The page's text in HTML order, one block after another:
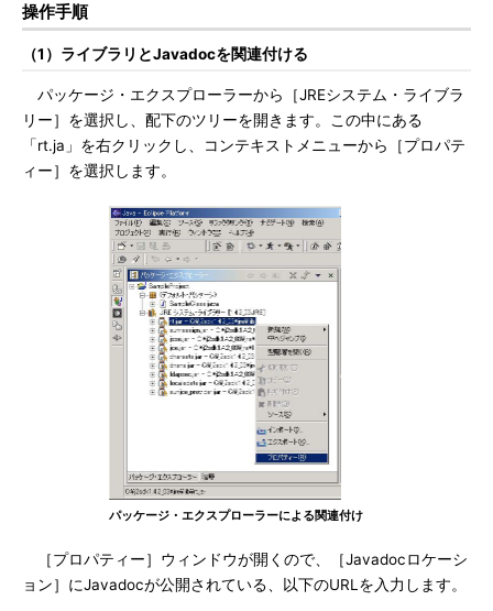
操作手順
（1）ライブラリとJavadocを関連付ける
パッケージ・エクスプローラーから［JREシステム・ライブラ
リー］を選択し、配下のツリーを開きます。この中にある
「rt.ja」を右クリックし、コンテキストメニューから［プロパテ
ィー］を選択します。
パッケージ・エクスプローラーによる関連付け
［プロパティー］ウィンドウが開くので、［Javadocロケーシ
ョン］にJavadocが公開されている、以下のURLを入力します。